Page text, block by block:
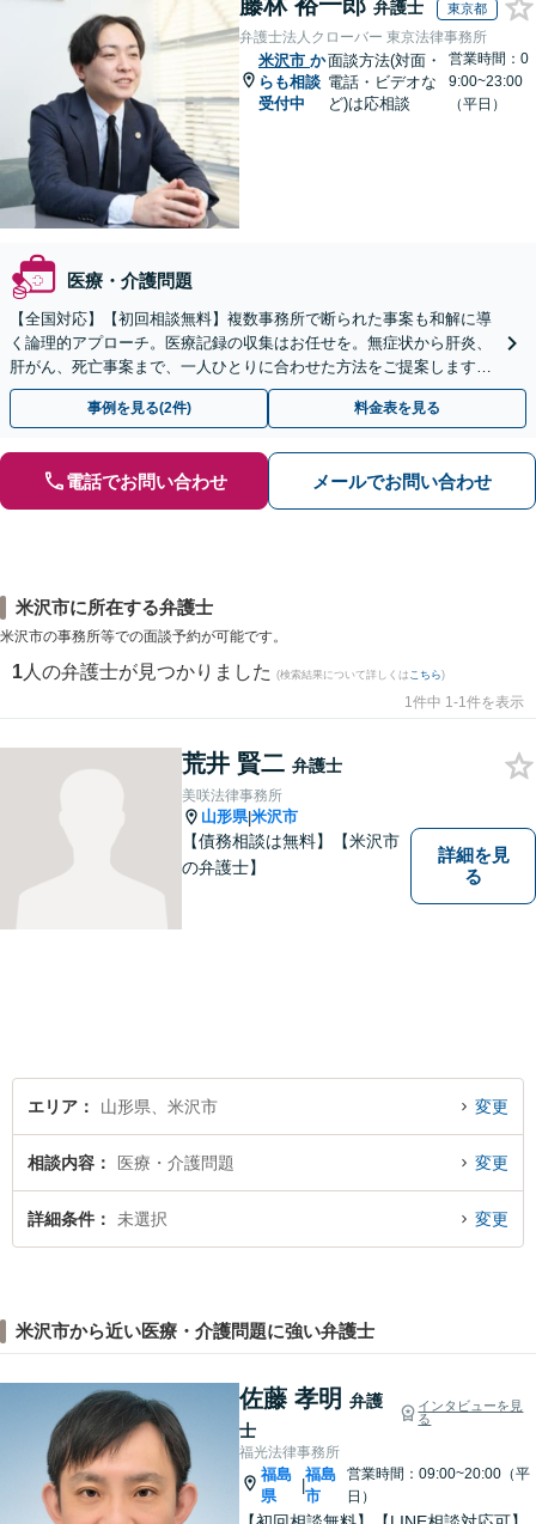
弁護士 東京都
弁護士法人クローバー 東京法律事務所
米沢市 か
らも相談
受付中
面談方法(対面・
電話・ビデオな
ど)は応相談
営業時間：0
9:00~23:00
（平日）
医療・介護問題
【全国対応】【初回相談無料】複数事務所で断られた事案も和解に導
く論理的アプローチ。医療記録の収集はお任せを。無症状から肝炎、
肝がん、死亡事案まで、一人ひとりに合わせた方法をご提案します。
手続きの負担を減らし、権利を守ります。
事例を見る(2件) 料金表を見る
電話でお問い合わせ メールでお問い合わせ
米沢市に所在する弁護士
米沢市の事務所等での面談予約が可能です。
1 人の弁護士が見つかりました (検索結果について詳しくは こちら)
1件中 1-1件を表示
荒井 賢二 弁護士
美咲法律事務所
山形県|米沢市
【債務相談は無料】【米沢市
の弁護士】
詳細を見
る
エリア 山形県、米沢市 変更
相談内容 医療・介護問題 変更
詳細条件 未選択 変更
米沢市から近い医療・介護問題に強い弁護士
佐藤 孝明 弁護
士
インタビューを見
る
福光法律事務所
福島
県
|
福島
市
営業時間：09:00~20:00（平
日）